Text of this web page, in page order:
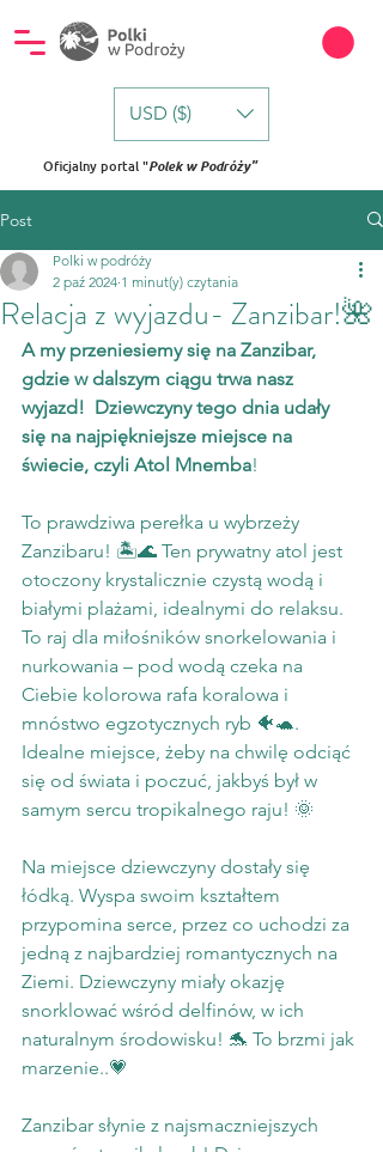
Oficjalny portal "Polek w Podróży"
USD ($)
Post
Relacja z wyjazdu- Zanzibar!🌺
Polki w podróży
2 paź 2024 1 minut(y) czytania
A my przeniesiemy się na Zanzibar,
gdzie w dalszym ciągu trwa nasz
wyjazd!  Dziewczyny tego dnia udały
się na najpiękniejsze miejsce na
świecie, czyli Atol Mnemba!
To prawdziwa perełka u wybrzeży
Zanzibaru! 🏝️🌊 Ten prywatny atol jest
otoczony krystalicznie czystą wodą i
białymi plażami, idealnymi do relaksu.
To raj dla miłośników snorkelowania i
nurkowania – pod wodą czeka na
Ciebie kolorowa rafa koralowa i
mnóstwo egzotycznych ryb 🐠🐢.
Idealne miejsce, żeby na chwilę odciąć
się od świata i poczuć, jakbyś był w
samym sercu tropikalnego raju! 🌞
Na miejsce dziewczyny dostały się
łódką. Wyspa swoim kształtem
przypomina serce, przez co uchodzi za
jedną z najbardziej romantycznych na
Ziemi. Dziewczyny miały okazję
snorklować wśród delfinów, w ich
naturalnym środowisku! 🐬 To brzmi jak
marzenie..💗
Zanzibar słynie z najsmaczniejszych